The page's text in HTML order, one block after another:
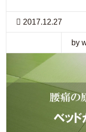
2017.12.27
by